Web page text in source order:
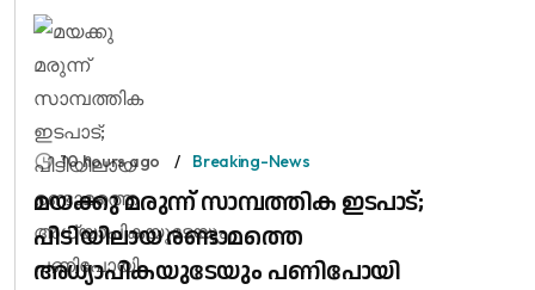
10 hours ago Breaking-News
മയക്കു മരുന്ന് സാമ്പത്തിക ഇടപാട്;
പിടിയിലായ രണ്ടാമത്തെ
അധ്യാപികയുടേയും പണിപോയി